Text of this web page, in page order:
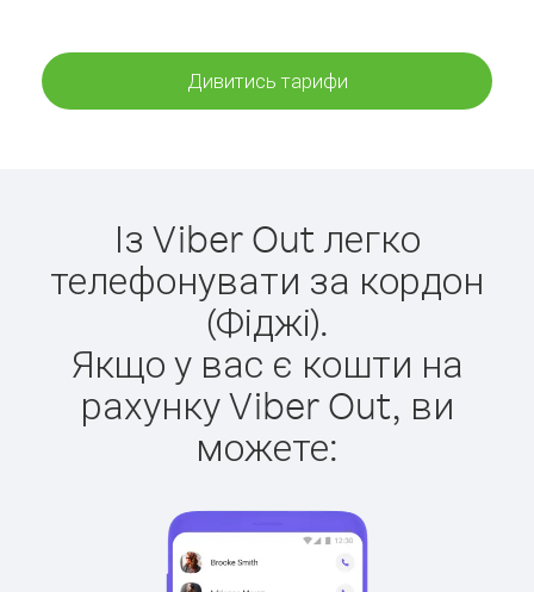
Дивитись тарифи
Із Viber Out легко
телефонувати за кордон
(Фіджі).
Якщо у вас є кошти на
рахунку Viber Out, ви
можете: